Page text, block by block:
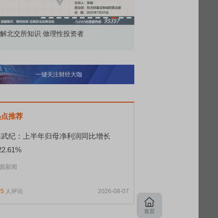
市价委托那么多种，究竟怎么用？
一键关注财经大咖
推荐
纪：上半年归母净利润同比增长
新闻
人评论 2026-08-07
首页